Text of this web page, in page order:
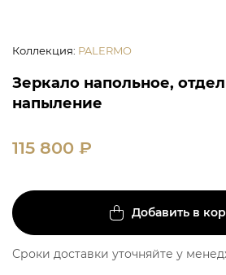
Коллекция: PALERMO
Зеркало напольное,
напыление
115 800 ₽
Добавить в
Сроки доставки уточняйте у